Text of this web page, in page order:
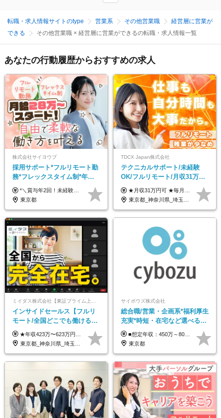
転職・求人情報サイトのtype 営業系 その他営業職
経営層に営業が
できる
その他営業職 × 経営層に営業ができるの転職・求人情報一覧
あなたの行動履歴からおすすめの求人
株式会社サイヨウブ
採用サポート*フルリモート勤
務*フレックスタイム制*年休
120日*土日祝休み*残業ほぼな
し*育児中社員8割以上
*＼賞与年2回！未経験から月給28万円スタート／* ◆月給28万～40万円＋賞与年2回＋各種インセンティブ ※経験・スキルを考慮の上、決定します ※試用期間6ヶ月間あり（期間中は月給26万円～になります。その他待遇等に差異はありません） ※月給には月35時間分の固定残業代含む（月5万4800円/超過分別途支給） ※ほとんどのメンバーが残業ゼロです！フレックスタイム制のため、自分の生活に合わせて調整できます。 ＼希望性で土曜日出勤あり／ お客様より「土曜日に応募者の対応をしてほしい」という ご要望を受けた際に、応募者対応⇒求職者との メッセージのやり取りなど、対応が発生する場合があります。 ※土曜日に出勤いただく場合は ・2時間稼働：4500円 ・4時間稼働：9000円 の給与が発生。勤務時間が4時間超えることは原則ありません。 短期間で高い給与をGETできるチャンスです♪
東京都
TDCX Japan株式会社
テクニカルサポート/未経験
OK/フルリモート/月収31万円
可/月最大3万のインセンティ
ブ支給/平均年齢33歳
★月収31万円可 ★毎月「最大3万円」のインセンティブあり 月給266,228円～＋スキル手当（15,000円）＋インセンティブ（月最大3万円） ※月給例（月額最大額）：281,228 円＋残業代発生分 インセンティブを最大まで取得できた場合は、月額最大額：311,228円＋残業代発生分 となります ※経験・スキルなどを考慮し決定します ※残業代は1分単位で支給 ※試用期間3ヵ月あり（契約社員期間も給与・待遇に変更なし） ※インセンティブは効率性、顧客満足、勤怠状況等の結果により毎月金額が決定されます。 ＼”頑張り”はインセンティブで還元！／ 入社3ヶ月目から、目標数字やKPI、勤怠状況、お客様アンケートなどをもとに評価をスタート。 最短4ヶ月目にはインセンティブの支給も可能です！
東京都_神奈川県_埼玉県_千葉県_大阪府_愛知県_北海道_青森県_岩手県_宮城県_秋田県_山形県_福島県_茨城県_栃木県_群馬県_新潟県_山梨県_長野県_富山県_石川県_福井県_静岡県_岐阜県_三重県_兵庫県_京都府_滋賀県_奈良県_和歌山県_広島県_岡山県_鳥取県_島根県_山口県_徳島県_香川県_愛媛県_高知県_福岡県_熊本県_佐賀県_長崎県_大分県_宮崎県_鹿児島県_沖縄県
インサイドセールス【フルリ
モート/全国どこでも働ける】
未経験OK*土日祝休み*残業少
なめ*在宅勤務手当あり
★年収423万〜623万円のモデルあり（想定時間外手当10時間分含む） ★半年に一度ドカンと支給のボーナスあり（半年に1度最大150万円） 月給25万円〜＋各種手当＋インセンティブ ＊リモートワーク手当（4000円/月） ＊リモートワーク一時金（1万5000円） ＊残業手当全額支給 ※経験・スキルにより月給を決定します ※試用期間：2ヵ月あり。期間中の雇用形態・給与・待遇に変更はありません 《頑張りはインセンティブとして還元！》 当社は5段階の評価制度を導入。 半期に1回の評価で最高ランク（5点）を獲得したメンバーには、 150万円のインセンティブを支給！ これが半年に一度のインセンティブとして支給されるため、 成果を出した分だけまとまった収入を得られる仕組みです。 【固定残業代について】 なし（残業代は、実際の労働時間に応じて別途全額支給）
東京都_神奈川県_埼玉県_千葉県_大阪府_愛知県_北海道_青森県_岩手県_宮城県_秋田県_山形県_福島県_茨城県_栃木県_群馬県_新潟県_山梨県_長野県_富山県_石川県_福井県_静岡県_岐阜県_三重県_兵庫県_京都府_滋賀県_奈良県_和歌山県_広島県_岡山県_鳥取県_島根県_山口県_徳島県_香川県_愛媛県_高知県_福岡県_熊本県_佐賀県_長崎県_大分県_宮崎県_鹿児島県_沖縄県
サイボウズ株式会社
総合職/営業・企画系*福利厚生
充実*時短・在宅など選べる働
き方*賞与年2回
■想定年収：450万～800万円（基本給12ヶ月分＋賞与2ヶ月分） ※上記想定年収はフルタイムの働き方を想定しています。 それ以外の働き方（勤務日数、時短、固定残業時間数の変更など）の場合 上記想定年収の支給を確約するものではありません ※賞与は全社の業績に応じて変動の可能性があります ※ご経験・スキルを考慮のうえ、当社規定により優遇します （試用期間3ヶ月有/給与・待遇に差異なし） ■昇給年1回 ■賞与年2回（2月・8月）
東京都